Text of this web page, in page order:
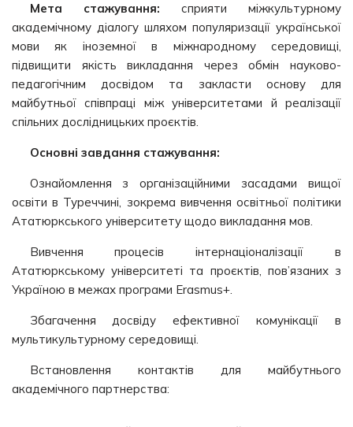
Мета стажування: сприяти міжкультурному
академічному діалогу шляхом популяризації української
мови як іноземної в міжнародному середовищі,
підвищити якість викладання через обмін науково-
педагогічним досвідом та закласти основу для
майбутньої співпраці між університетами й реалізації
спільних дослідницьких проєктів.
Основні завдання стажування:
Ознайомлення з організаційними засадами вищої
освіти в Туреччині, зокрема вивчення освітньої політики
Ататюркського університету щодо викладання мов.
Вивчення процесів інтернаціоналізації в
Ататюркському університеті та проєктів, пов’язаних з
Україною в межах програми Erasmus+.
Збагачення досвіду ефективної комунікації в
мультикультурному середовищі.
Встановлення контактів для майбутнього
академічного партнерства: